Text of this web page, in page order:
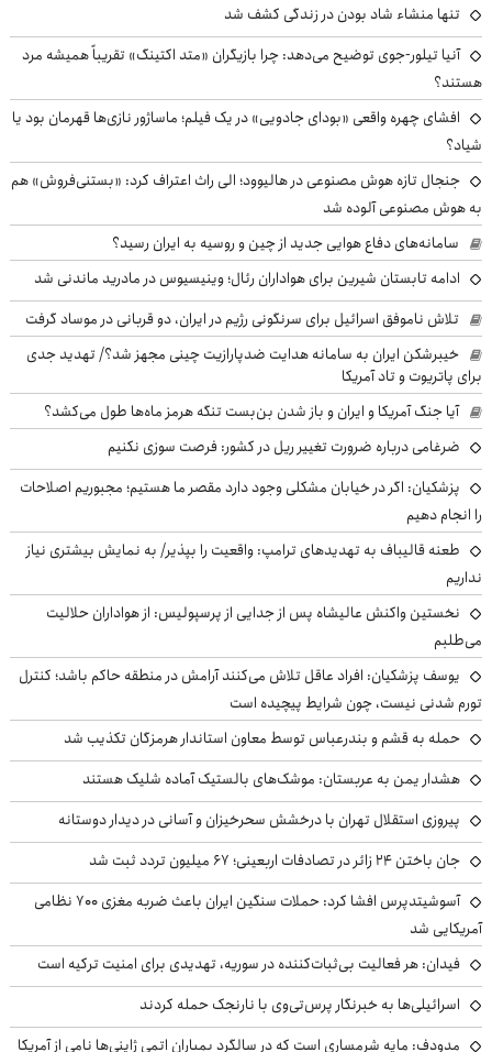
تنها منشاء شاد بودن در زندگی کشف شد
آنیا تیلور-جوی توضیح می‌دهد: چرا بازیگران «متد اکتینگ» تقریباً همیشه مرد
هستند؟
افشای چهره واقعی «بودای جادویی» در یک فیلم؛ ماساژور نازی‌ها قهرمان بود یا
شیاد؟
جنجال تازه هوش مصنوعی در هالیوود؛ الی راث اعتراف کرد: «بستنی‌فروش» هم
به هوش مصنوعی آلوده شد
سامانه‌های دفاع هوایی جدید از چین و روسیه به ایران رسید؟
ادامه تابستان شیرین برای هواداران رئال؛ وینیسیوس در مادرید ماندنی شد
تلاش ناموفق اسرائیل برای سرنگونی رژیم در ایران، دو قربانی در موساد گرفت
خیبرشکن ایران به سامانه هدایت ضدپارازیت چینی مجهز شد؟/ تهدید جدی
برای پاتریوت و تاد آمریکا
آیا جنگ آمریکا و ایران و باز شدن بن‌بست تنگه هرمز ماه‌ها طول می‌کشد؟
ضرغامی درباره ضرورت تغییر ریل در کشور: فرصت سوزی نکنیم
پزشکیان: اگر در خیابان مشکلی وجود دارد مقصر ما هستیم؛ مجبوریم اصلاحات
را انجام دهیم
طعنه قالیباف به تهدیدهای ترامپ: واقعیت را بپذیر/ به نمایش بیشتری نیاز
نداریم
نخستین واکنش عالیشاه پس از جدایی از پرسپولیس: از هواداران حلالیت
می‌طلبم
یوسف پزشکیان: افراد عاقل تلاش می‌کنند آرامش در منطقه حاکم باشد؛ کنترل
تورم شدنی نیست، چون شرایط پیچیده است
حمله به قشم و بندرعباس توسط معاون استاندار هرمزگان تکذیب شد
هشدار یمن به عربستان: موشک‌های بالستیک آماده شلیک هستند
پیروزی استقلال تهران با درخشش سحرخیزان و آسانی در دیدار دوستانه
جان باختن ۲۴ زائر در تصادفات اربعینی؛ ۶۷ میلیون تردد ثبت شد
آسوشیتدپرس افشا کرد: حملات سنگین ایران باعث ضربه مغزی ۷۰۰ نظامی
آمریکایی شد
فیدان: هر فعالیت بی‌ثبات‌کننده در سوریه، تهدیدی برای امنیت ترکیه است
اسرائیلی‌ها به خبرنگار پرس‌تی‌وی با نارنجک حمله کردند
مدودف: مایه شرمساری است که در سالگرد بمباران اتمی ژاپنی‌ها نامی از آمریکا